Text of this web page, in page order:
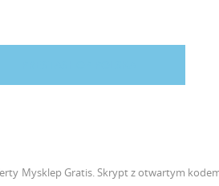
Mysklep Gratis. Skrypt z otwartym